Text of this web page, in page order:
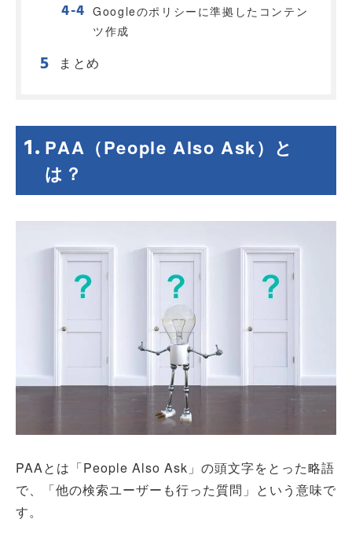
Googleのポリシーに準拠したコンテン
ツ作成
まとめ
PAA（People Also Ask）と
は？
PAAとは「People Also Ask」の頭文字をとった略語
で、「他の検索ユーザーも行った質問」という意味で
す。